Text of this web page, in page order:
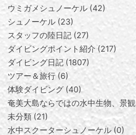
ウミガメシュノーケル 42
シュノーケル 23
スタッフの陸日記 27
ダイビングポイント紹介 217
ダイビング日記 1807
ツアー＆旅行 6
体験ダイビング 40
奄美大島ならではの水中生物、景観
未分類 21
水中スクーターシュノーケル 0